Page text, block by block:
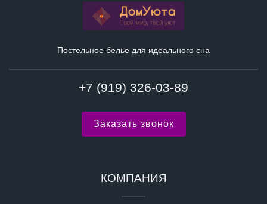
Постельное белье для идеального сна
+7 (919) 326-03-89
Заказать звонок
КОМПАНИЯ